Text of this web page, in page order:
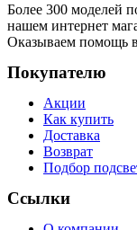
Более 300 моделей
нашем интернет
Оказываем помощь
Покупателю
Акции
Как купить
Доставка
Возврат
Подбор
Ссылки